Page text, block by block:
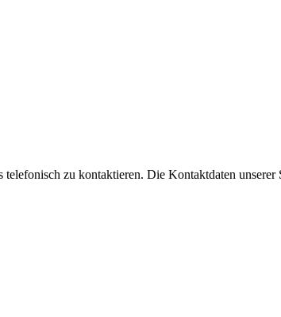
zu kontaktieren. Die Kontaktdaten unserer